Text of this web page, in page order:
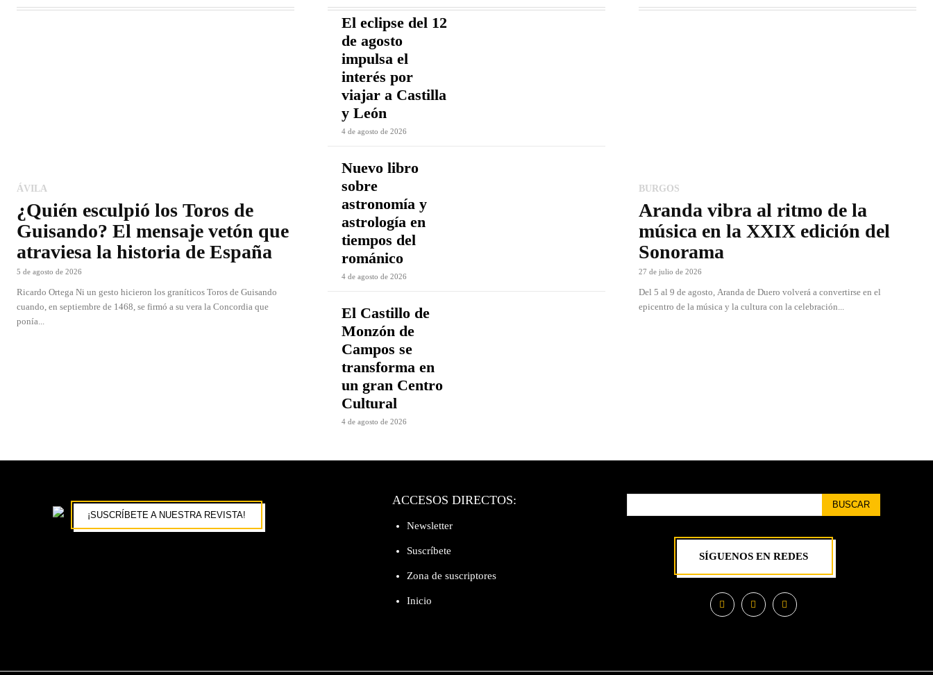
ÁVILA
¿Quién esculpió los Toros de
Guisando? El mensaje vetón que
atraviesa la historia de España
5 de agosto de 2026
Ricardo Ortega Ni un gesto hicieron los graníticos Toros de Guisando
cuando, en septiembre de 1468, se firmó a su vera la Concordia que
ponía...
El eclipse del 12
de agosto
impulsa el
interés por
viajar a Castilla
y León
4 de agosto de 2026
Nuevo libro
sobre
astronomía y
astrología en
tiempos del
románico
4 de agosto de 2026
El Castillo de
Monzón de
Campos se
transforma en
un gran Centro
Cultural
4 de agosto de 2026
BURGOS
Aranda vibra al ritmo de la
música en la XXIX edición del
Sonorama
27 de julio de 2026
Del 5 al 9 de agosto, Aranda de Duero volverá a convertirse en el
epicentro de la música y la cultura con la celebración...
¡SUSCRÍBETE A NUESTRA REVISTA!
ACCESOS DIRECTOS:
Newsletter
Suscríbete
Zona de suscriptores
Inicio
BUSCAR
SÍGUENOS EN REDES